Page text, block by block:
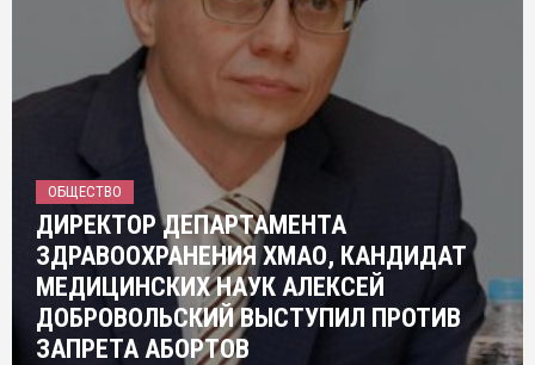
ОБЩЕСТВО
ДИРЕКТОР ДЕПАРТАМЕНТА
ЗДРАВООХРАНЕНИЯ ХМАО, КАНДИДАТ
МЕДИЦИНСКИХ НАУК АЛЕКСЕЙ
ДОБРОВОЛЬСКИЙ ВЫСТУПИЛ ПРОТИВ
ЗАПРЕТА АБОРТОВ